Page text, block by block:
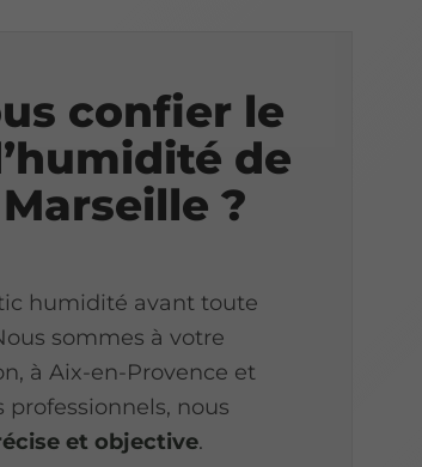
confier le
de
?
humidité avant toute
sommes à votre
à Aix-en-Provence et
professionnels, nous
et objective.